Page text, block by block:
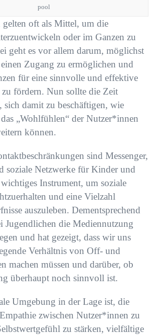
pool
oft als Mittel, um die
oder im Ganzen zu
geht es vor allem darum, möglichst
Zugang zu ermöglichen und
für eine sinnvolle und effektive
fördern. Nun sollte die Zeit
sich damit zu beschäftigen, wie
„Wohlfühlen“ der Nutzer*innen
können.
sind Messenger,
soziale Netzwerke für Kinder und
Instrument, um soziale
und eine Vielzahl
auszuleben. Dementsprechend
Jugendlichen die Mediennutzung
und hat gezeigt, dass wir uns
Verhältnis von Off- und
machen müssen und darüber, ob
überhaupt noch sinnvoll ist.
Umgebung in der Lage ist, die
zwischen Nutzer*innen zu
zu stärken, vielfältige